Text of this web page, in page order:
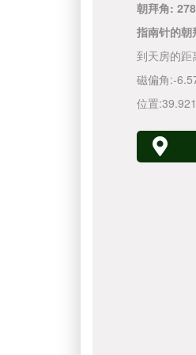
朝拜角:
指南针的朝
到天房的距
磁偏角:-
位置: